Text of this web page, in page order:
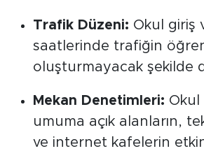
Trafik Düzeni: Okul giriş
saatlerinde trafiğin
oluşturmayacak şekilde
Mekan Denetimleri: Okul
umuma açık alanların,
ve internet kafelerin